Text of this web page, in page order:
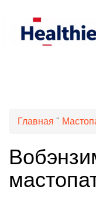
Главная "